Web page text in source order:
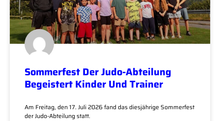
Sommerfest Der Judo-Abteilung
Begeistert Kinder Und Trainer
Am Freitag, den 17. Juli 2026 fand das diesjährige Sommerfest
der Judo-Abteilung statt.